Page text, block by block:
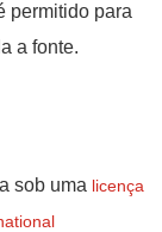
permitido para
a fonte.
sob uma licença